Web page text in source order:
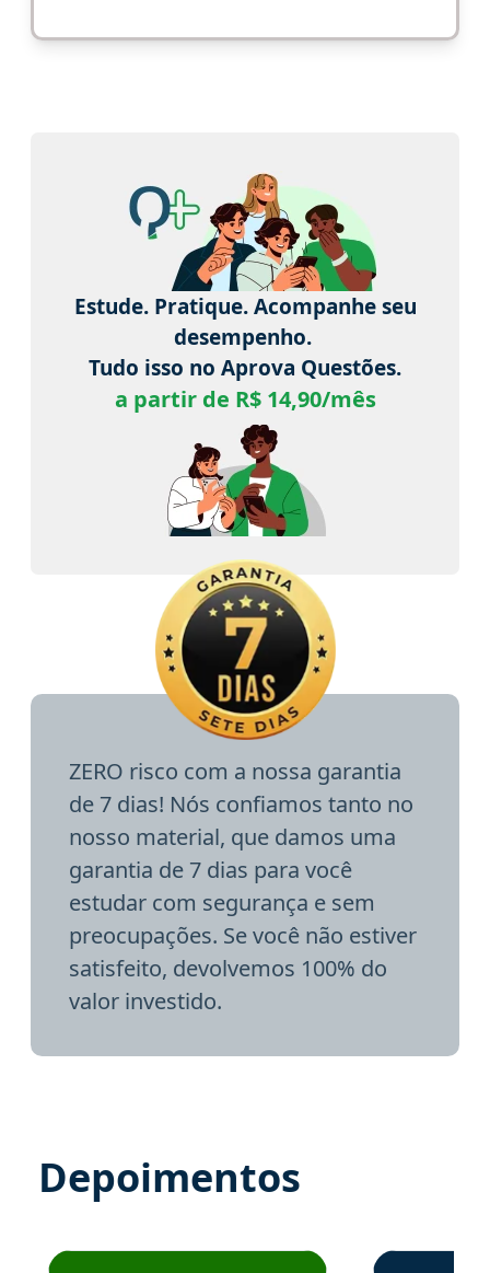
Estude. Pratique. Acompanhe seu
desempenho.
Tudo isso no Aprova Questões.
a partir de R$ 14,90/mês
ZERO risco com a nossa garantia
de 7 dias! Nós confiamos tanto no
nosso material, que damos uma
garantia de 7 dias para você
estudar com segurança e sem
preocupações. Se você não estiver
satisfeito, devolvemos 100% do
valor investido.
Depoimentos
Estudante José recomenda o Aprova Concursos em
Estudante